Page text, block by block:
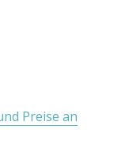
Preise an